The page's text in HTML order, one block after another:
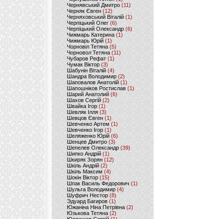
Чернявський Дмитро(11)
Черняк Євген(12)
Черняховський Віталій (1)
Черпіцький Олег (6)
Черпіцький Олександр (6)
Чижмарь Катерина (1)
Чижмарь Юрій (1)
Чорновіл Тетяна (5)
Чорновол Тетяна (11)
Чубаров Рефат (1)
Чумак Віктор(3)
Шабунін Віталій (4)
Шандра Володимир (2)
Шаповалов Анатолій(1)
Шапошніков Ростислав(1)
Шарий Анатолий(6)
Шахов Сергій(2)
Швайка Ігор (1)
Шевляк Ілля (3)
Шевцов Євген (1)
Шевченко Артем(1)
Шевченко Ігор(1)
Шеляженко Юрій (6)
Шенцев Дмитро (3)
Шепелев Олександр (39)
Шипко Андрій(1)
Шкиряк Зорян(12)
Шкіль Андрій(2)
Шкіль Максим (4)
Шокін Віктор (15)
Шпак Василь Федорович (1)
Шульга Володимир (4)
Шуфрич Нестор(8)
Эдуард Багиров (1)
Южаніна Ніна Петрівна (2)
Юзькова Тетяна(2)